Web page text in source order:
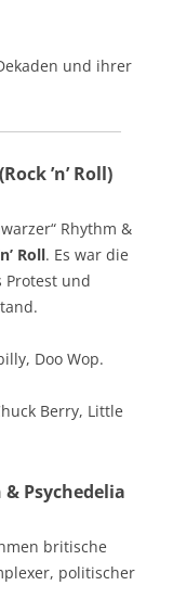
und ihrer
’n’ Roll)
Rhythm &
Roll. Es war die
Protest und
Doo Wop.
Berry, Little
Psychedelia
britische
politischer